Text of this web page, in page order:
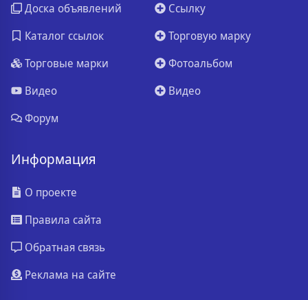
Доска объявлений
Каталог ссылок
Торговые марки
Видео
Форум
Ссылку
Торговую марку
Фотоальбом
Видео
Информация
О проекте
Правила сайта
Обратная связь
Реклама на сайте